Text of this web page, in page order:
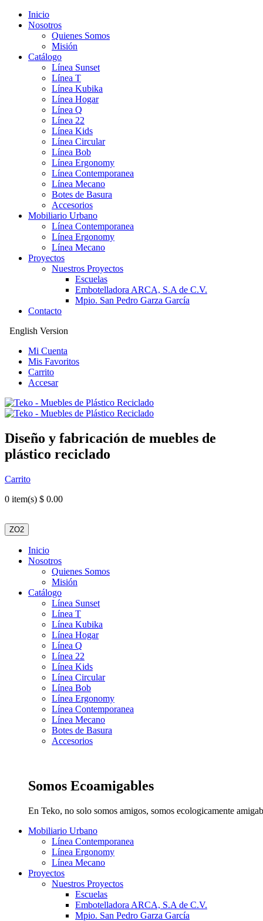
Inicio
Nosotros
Quienes Somos
Misión
Catálogo
Línea Sunset
Línea T
Línea Kubika
Línea Hogar
Línea Q
Línea 22
Línea Kids
Línea Circular
Línea Bob
Línea Ergonomy
Línea Contemporanea
Línea Mecano
Botes de Basura
Accesorios
Mobiliario Urbano
Línea Contemporanea
Línea Ergonomy
Línea Mecano
Proyectos
Nuestros Proyectos
Escuelas
Embotelladora ARCA, S.A de C.V.
Mpio. San Pedro Garza García
Contacto
English Version
Mi Cuenta
Mis Favoritos
Carrito
Accesar
Diseño y fabricación de muebles de
plástico reciclado
Carrito
0 item(s) $ 0.00
ZO2
Inicio
Nosotros
Quienes Somos
Misión
Catálogo
Línea Sunset
Línea T
Línea Kubika
Línea Hogar
Línea Q
Línea 22
Línea Kids
Línea Circular
Línea Bob
Línea Ergonomy
Línea Contemporanea
Línea Mecano
Botes de Basura
Accesorios
Somos Ecoamigables
En Teko, no solo somos amigos, somos ecologicamente
Mobiliario Urbano
Línea Contemporanea
Línea Ergonomy
Línea Mecano
Proyectos
Nuestros Proyectos
Escuelas
Embotelladora ARCA, S.A de C.V.
Mpio. San Pedro Garza García